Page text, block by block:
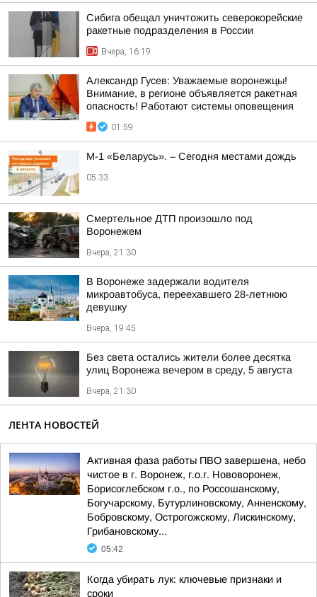
Сибига обещал уничтожить северокорейские
ракетные подразделения в России
Вчера, 16:19
Александр Гусев: Уважаемые воронежцы!
Внимание, в регионе объявляется ракетная
опасность! Работают системы оповещения
01:59
М-1 «Беларусь». – Сегодня местами дождь
05:33
Смертельное ДТП произошло под
Воронежем
Вчера, 21:30
В Воронеже задержали водителя
микроавтобуса, переехавшего 28-летнюю
девушку
Вчера, 19:45
Без света остались жители более десятка
улиц Воронежа вечером в среду, 5 августа
Вчера, 21:30
ЛЕНТА НОВОСТЕЙ
Активная фаза работы ПВО завершена, небо
чистое в г. Воронеж, г.о.г. Нововоронеж,
Борисоглебском г.о., по Россошанскому,
Богучарскому, Бутурлиновскому, Анненскому,
Бобровскому, Острогожскому, Лискинскому,
Грибановскому...
05:42
Когда убирать лук: ключевые признаки и
сроки